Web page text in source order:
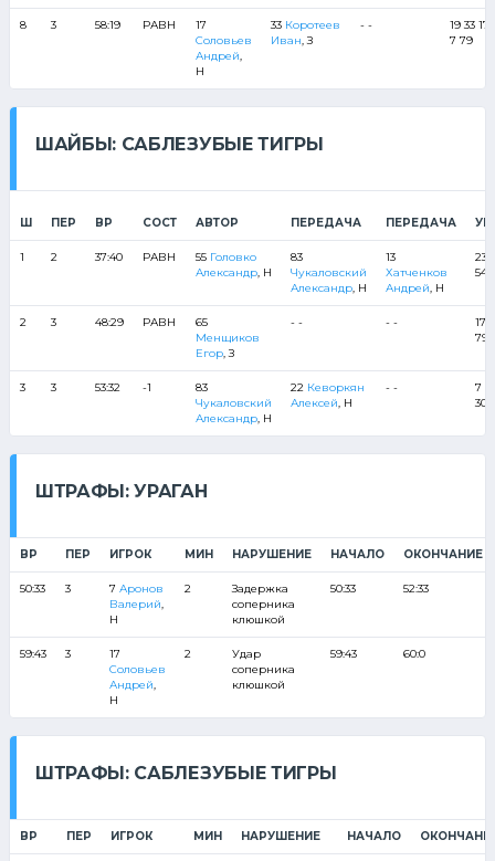
8 3 58:19 РАВН
17
Соловьев
Андрей,
Н
33 Коротеев
Иван, З
- -
19 33 17
7 79
ШАЙБЫ: САБЛЕЗУБЫЕ ТИГРЫ
Ш ПЕР ВР СОСТ АВТОР ПЕРЕДАЧА ПЕРЕДАЧА
1 2 37:40 РАВН 55 Головко
Александр, Н
83
Чукаловский
Александр, Н
13
Хатченков
Андрей, Н
23
54
2 3 48:29 РАВН
65
Менщиков
Егор, З
- - - -
17
79
3 3 53:32 -1
83
Чукаловский
Александр, Н
22 Кеворкян
Алексей, Н
- -
7
30
ШТРАФЫ: УРАГАН
ВР ПЕР ИГРОК МИН НАРУШЕНИЕ НАЧАЛО ОКОНЧАНИЕ
50:33 3 7 Аронов
Валерий,
Н
2
Задержка
соперника
клюшкой
50:33 52:33
59:43 3
17
Соловьев
Андрей,
Н
2
Удар
соперника
клюшкой
59:43 60:0
ШТРАФЫ: САБЛЕЗУБЫЕ ТИГРЫ
ВР ПЕР ИГРОК МИН НАРУШЕНИЕ НАЧАЛО